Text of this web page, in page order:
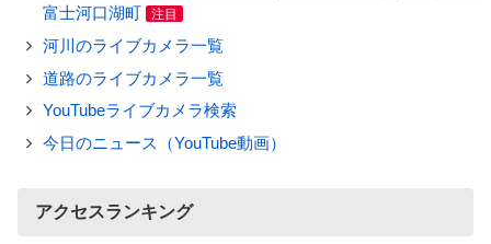
富士河口湖町
注目
河川のライブカメラ一覧
道路のライブカメラ一覧
YouTubeライブカメラ検索
今日のニュース（YouTube動画）
アクセスランキング